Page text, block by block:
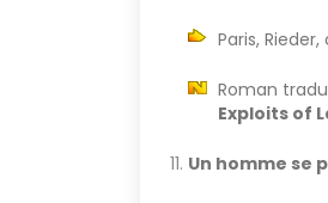
Paris,
Roman
Exploits of
Un homme se